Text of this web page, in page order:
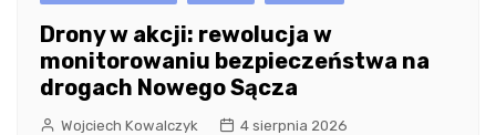
Drony w akcji: rewolucja w
monitorowaniu bezpieczeństwa na
drogach Nowego Sącza
Wojciech Kowalczyk 4 sierpnia 2026